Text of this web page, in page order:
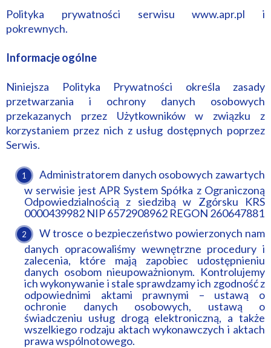
Polityka prywatności serwisu www.apr.pl i
pokrewnych.
Informacje ogólne
Niniejsza Polityka Prywatności określa zasady
przetwarzania i ochrony danych osobowych
przekazanych przez Użytkowników w związku z
korzystaniem przez nich z usług dostępnych poprzez
Serwis.
Administratorem danych osobowych zawartych
w serwisie jest APR System Spółka z Ograniczoną
Odpowiedzialnością z siedzibą w Zgórsku KRS
0000439982 NIP 6572908962 REGON 260647881
W trosce o bezpieczeństwo powierzonych nam
danych opracowaliśmy wewnętrzne procedury i
zalecenia, które mają zapobiec udostępnieniu
danych osobom nieupoważnionym. Kontrolujemy
ich wykonywanie i stale sprawdzamy ich zgodność z
odpowiednimi aktami prawnymi – ustawą o
ochronie danych osobowych, ustawą o
świadczeniu usług drogą elektroniczną, a także
wszelkiego rodzaju aktach wykonawczych i aktach
prawa wspólnotowego.